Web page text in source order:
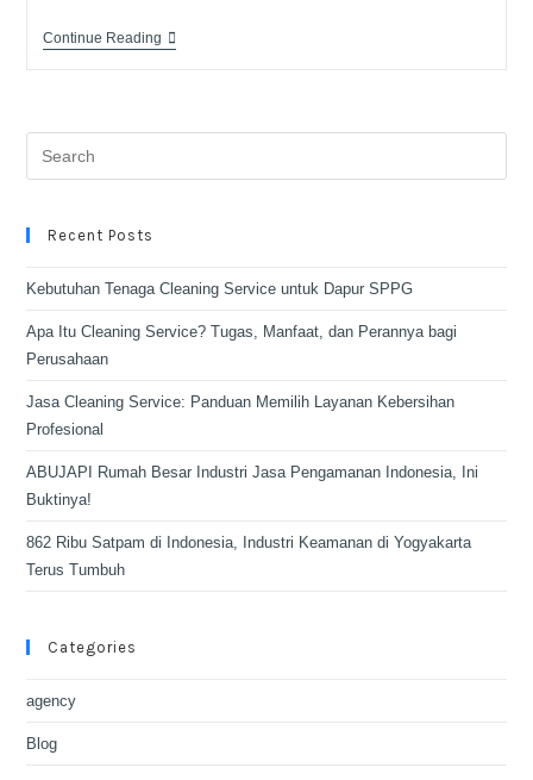
Continue Reading
Recent Posts
Kebutuhan Tenaga Cleaning Service untuk Dapur SPPG
Apa Itu Cleaning Service? Tugas, Manfaat, dan Perannya bagi
Perusahaan
Jasa Cleaning Service: Panduan Memilih Layanan Kebersihan
Profesional
ABUJAPI Rumah Besar Industri Jasa Pengamanan Indonesia, Ini
Buktinya!
862 Ribu Satpam di Indonesia, Industri Keamanan di Yogyakarta
Terus Tumbuh
Categories
agency
Blog